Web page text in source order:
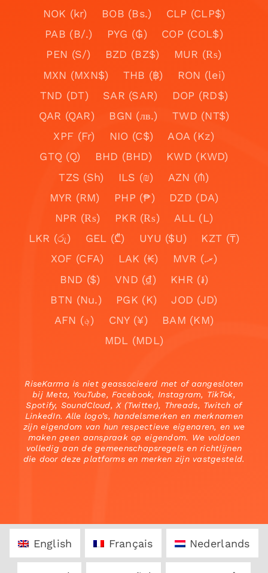
NOK (kr)
BOB (Bs.)
CLP (CLP$)
PAB (B/.)
PYG (₲)
COP (COL$)
PEN (S/)
BZD (BZ$)
MUR (₨)
MXN (MXN$)
THB (฿)
RON (lei)
TND (DT)
SAR (SAR)
DOP (RD$)
QAR (QAR)
BGN (лв.)
TWD (NT$)
XPF (Fr)
NIO (C$)
AOA (Kz)
GTQ (Q)
BHD (BHD)
KWD (KWD)
TZS (Sh)
ILS (₪)
AZN (₼)
MYR (RM)
PHP (₱)
DZD (DA)
NPR (₨)
PKR (₨)
ALL (L)
LKR (රු)
GEL (₾) UYU ($U)
KZT (₸)
XOF (CFA)
LAK (₭)
MVR (.ރ)
BND ($)
VND (₫)
KHR (៛)
BTN (Nu.)
PGK (K)
JOD (JD)
AFN (؋)
CNY (¥)
BAM (KM)
MDL (MDL)
RiseKarma is niet geassocieerd met of aangesloten
bij Meta, YouTube, Facebook, Instagram, TikTok,
Spotify, SoundCloud, X (Twitter), Threads, Twitch of
LinkedIn. Alle logo’s, handelsmerken en merknamen
zijn eigendom van hun respectieve eigenaren, en we
maken geen aanspraak op eigendom. We voldoen
volledig aan de gemeenschapsregels en richtlijnen
die door deze platforms en merken zijn vastgesteld.
English Français Nederlands